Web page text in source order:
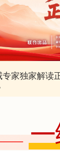
专家独家解读